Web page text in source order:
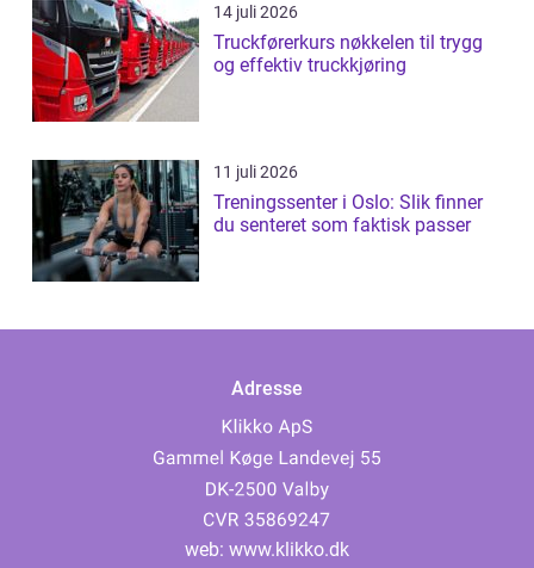
14 juli 2026
Truckførerkurs nøkkelen til trygg
og effektiv truckkjøring
11 juli 2026
Treningssenter i Oslo: Slik finner
du senteret som faktisk passer
Adresse
web: www.klikko.dk